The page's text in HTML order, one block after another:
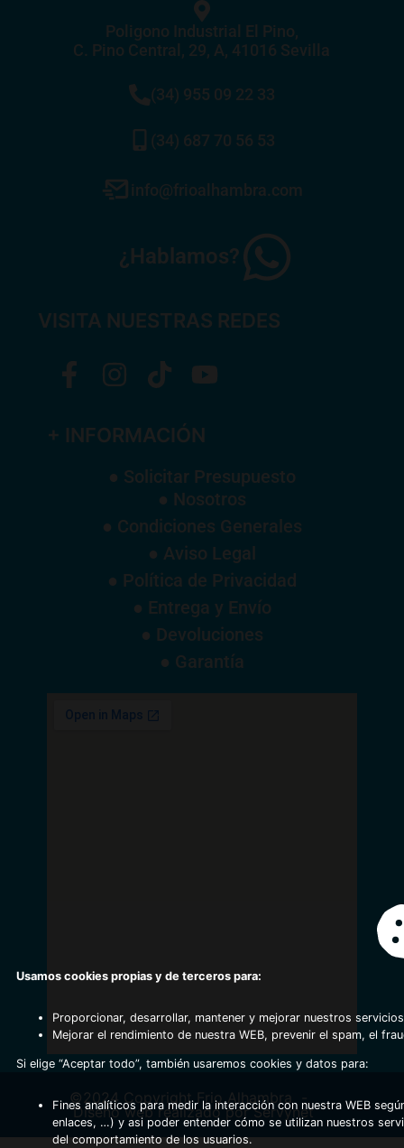
Poligono Industrial El Pino,
C. Pino Central, 29, A, 41016 Sevilla
(34) 955 09 22 33
(34) 687 70 56 53
info@frioalhambra.com
¿Hablamos?
VISITA NUESTRAS REDES
+ INFORMACIÓN
● Solicitar Presupuesto
● Nosotros
● Condiciones Generales
● Aviso Legal
● Política de Privacidad
● Entrega y Envío
● Devoluciones
● Garantía
©2024 Copyright Frio Alhambra
Diseño web realizado por Servynet
Usamos cookies propias y de terceros para:
Proporcionar, desarrollar, mantener y mejorar nuestros
Mejorar el rendimiento de nuestra WEB, prevenir el spam, el
Si elige “Aceptar todo”, también usaremos cookies y datos para:
Fines analíticos para medir la interacción con nuestra WEB
enlaces, …) y asi poder entender cómo se utilizan nuestros
del comportamiento de los usuarios.